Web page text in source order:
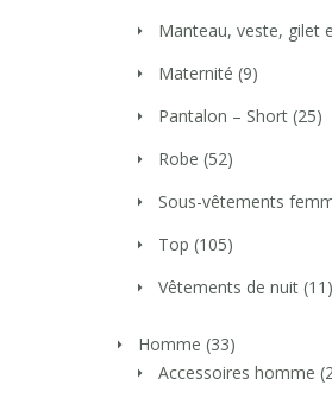
Manteau, veste, gilet
Maternité (9)
Pantalon – Short (25)
Robe (52)
Sous-vêtements
Top (105)
Vêtements de nuit (11)
Homme (33)
Accessoires homme